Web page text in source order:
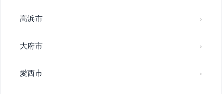
高浜市
大府市
愛西市